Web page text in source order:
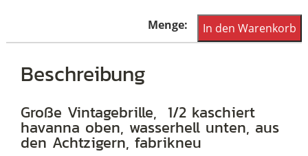
Große
Cateye
80er
Jahre,
1/2
In den Warenkorb
Beschreibung
Große Vintagebrille, 1/2 kaschiert
havanna oben, wasserhell unten, aus
den Achtzigern, fabrikneu